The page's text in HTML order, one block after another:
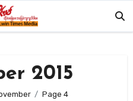
2015
Page 4